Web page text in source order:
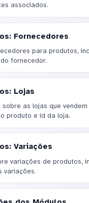
associados.
Fornecedores
para produtos,
fornecedor.
Lojas
as lojas que
produto e id da loja.
Variações
variações de produtos,
variações.